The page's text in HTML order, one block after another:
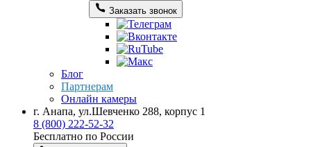
Заказать звонок
Блог
Партнерам
Онлайн камеры
г. Анапа, ул.Шевченко 288, корпус 1
8 (800) 222-52-32
Бесплатно по России